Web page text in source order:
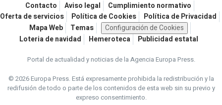
Contacto Aviso legal
Cumplimiento normativo
Oferta de servicios
Política de Cookies
Política de Privacidad
Mapa Web
Temas
Configuración de Cookies
Loteria de navidad
Hemeroteca Publicidad estatal
Portal de actualidad y noticias de la Agencia Europa Press.
© 2026 Europa Press.Está expresamente prohibida la redistribución y la
redifusión de todo o parte de los contenidos de esta web sin su previo y
expreso consentimiento.